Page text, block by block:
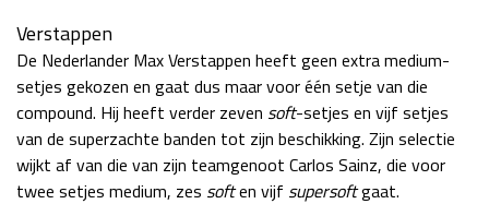
Verstappen
De Nederlander Max Verstappen heeft geen extra medium-
setjes gekozen en gaat dus maar voor één setje van die
compound. Hij heeft verder zeven soft-setjes en vijf setjes
van de superzachte banden tot zijn beschikking. Zijn selectie
wijkt af van die van zijn teamgenoot Carlos Sainz, die voor
twee setjes medium, zes soften vijf supersoftgaat.